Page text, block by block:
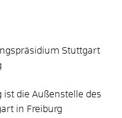
Stuttgart
ist die Außenstelle des
in Freiburg